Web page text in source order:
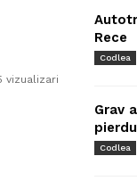
vizualizari
Rece
Codlea
Grav
Codlea